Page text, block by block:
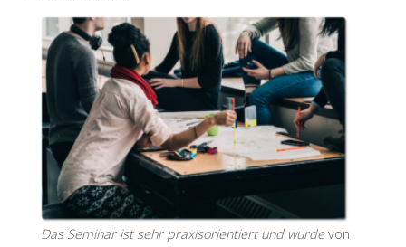
Das Seminar ist sehr praxisorientiert und wurdevon